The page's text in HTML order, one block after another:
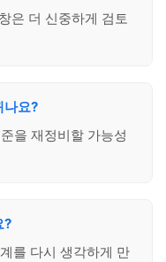
은 더 신중하게 검토
나요?
을 재정비할 가능성
?
를 다시 생각하게 만